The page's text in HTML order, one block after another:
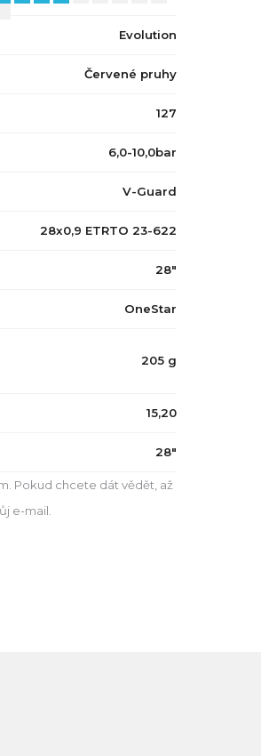
Evolution
Červené pruhy
127
6,0-10,0bar
V-Guard
28x0,9 ETRTO 23-622
28"
OneStar
205 g
15,20
28"
Pokud chcete dát vědět, až
e-mail.